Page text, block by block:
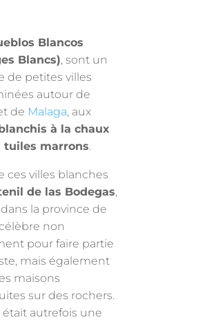
Blancos
Blancs), sont un
de petites villes
autour de
de Malaga, aux
à la chaux
tuiles marrons.
ces villes blanches
de las Bodegas,
la province de
non
pour faire partie
mais également
maisons
sur des rochers.
était autrefois une